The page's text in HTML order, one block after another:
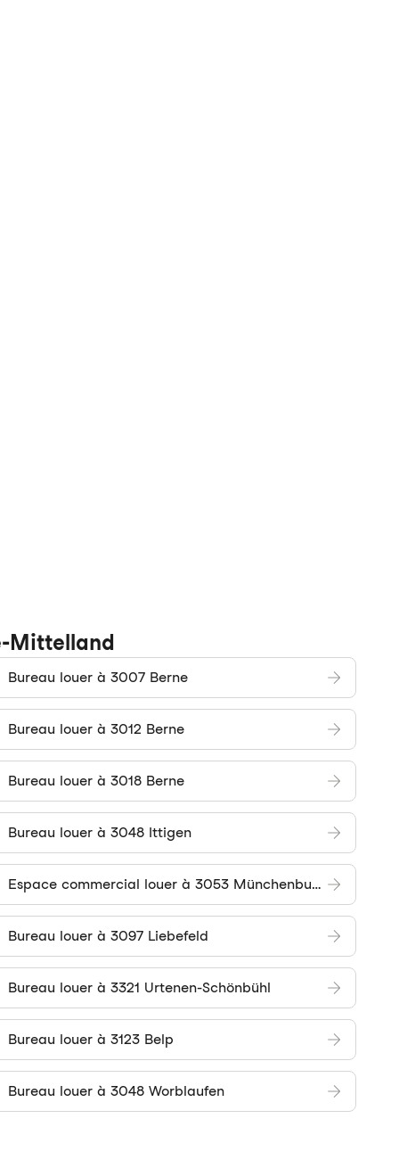
Mittelland
Bureau louer à 3007 Berne
Bureau louer à 3012 Berne
Bureau louer à 3018 Berne
Bureau louer à 3048 Ittigen
Espace commercial louer à 3053 Münchenbuchsee
Bureau louer à 3097 Liebefeld
Bureau louer à 3321 Urtenen-Schönbühl
Bureau louer à 3123 Belp
Bureau louer à 3048 Worblaufen